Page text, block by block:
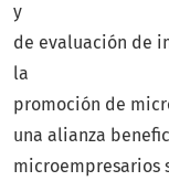
y
de evaluación de
la
promoción de
una alianza
microempresarios